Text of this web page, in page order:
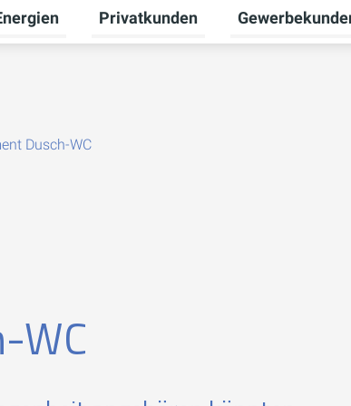
Untermenü für Erneuerbare
Privatkunden
Untermenü für
Dusch-WC
WC